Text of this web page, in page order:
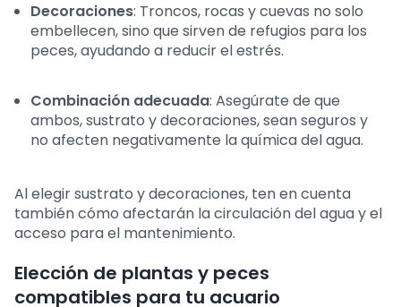
Decoraciones: Troncos, rocas y cuevas no solo
embellecen, sino que sirven de refugios para los
peces, ayudando a reducir el estrés.
Combinación adecuada: Asegúrate de que
ambos, sustrato y decoraciones, sean seguros y
no afecten negativamente la química del agua.
Al elegir sustrato y decoraciones, ten en cuenta
también cómo afectarán la circulación del agua y el
acceso para el mantenimiento.
Elección de plantas y peces
compatibles para tu acuario